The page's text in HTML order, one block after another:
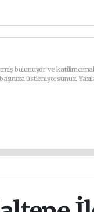
bulunuyor ve
üstleniyorsunuz.